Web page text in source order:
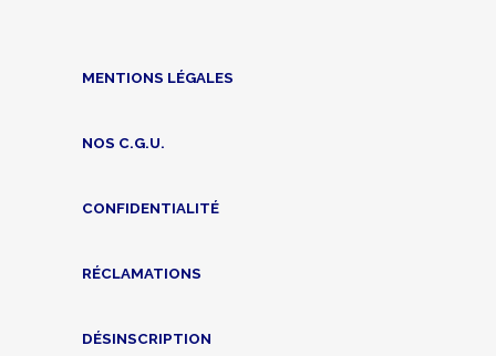
MENTIONS LÉGALES
NOS C.G.U.
CONFIDENTIALITÉ
RÉCLAMATIONS
DÉSINSCRIPTION